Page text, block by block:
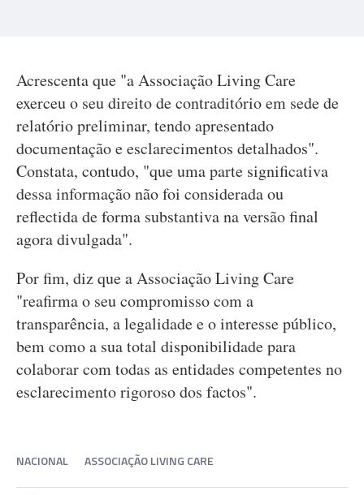
Acrescenta que "a Associação Living Care
exerceu o seu direito de contraditório em sede de
relatório preliminar, tendo apresentado
documentação e esclarecimentos detalhados".
Constata, contudo, "que uma parte significativa
dessa informação não foi considerada ou
reflectida de forma substantiva na versão final
agora divulgada".
Por fim, diz que a Associação Living Care
"reafirma o seu compromisso com a
transparência, a legalidade e o interesse público,
bem como a sua total disponibilidade para
colaborar com todas as entidades competentes no
esclarecimento rigoroso dos factos".
NACIONAL ASSOCIAÇÃO LIVING CARE